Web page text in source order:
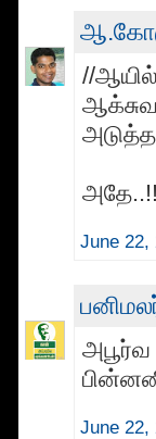
//
June 22,
June 22,